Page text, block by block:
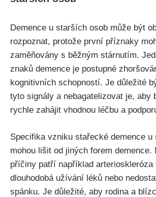
Demence u starších osob může být
rozpoznat, protože první příznaky
zaměňovány s běžným stárnutím.
znaků demence je postupné
kognitivních schopností. Je důležité
tyto signály a nebagatelizovat je, aby
rychle zahájit vhodnou léčbu a
Specifika vzniku stařecké demence u
mohou lišit od jiných forem demence.
příčiny patří například arterioskleróza
dlouhodobá užívání léků nebo
spánku. Je důležité, aby rodina a